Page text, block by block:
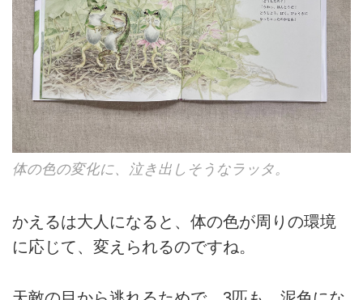
体の色の変化に、泣き出しそうなラッタ。
かえるは大人になると、体の色が周りの環境
に応じて、変えられるのですね。